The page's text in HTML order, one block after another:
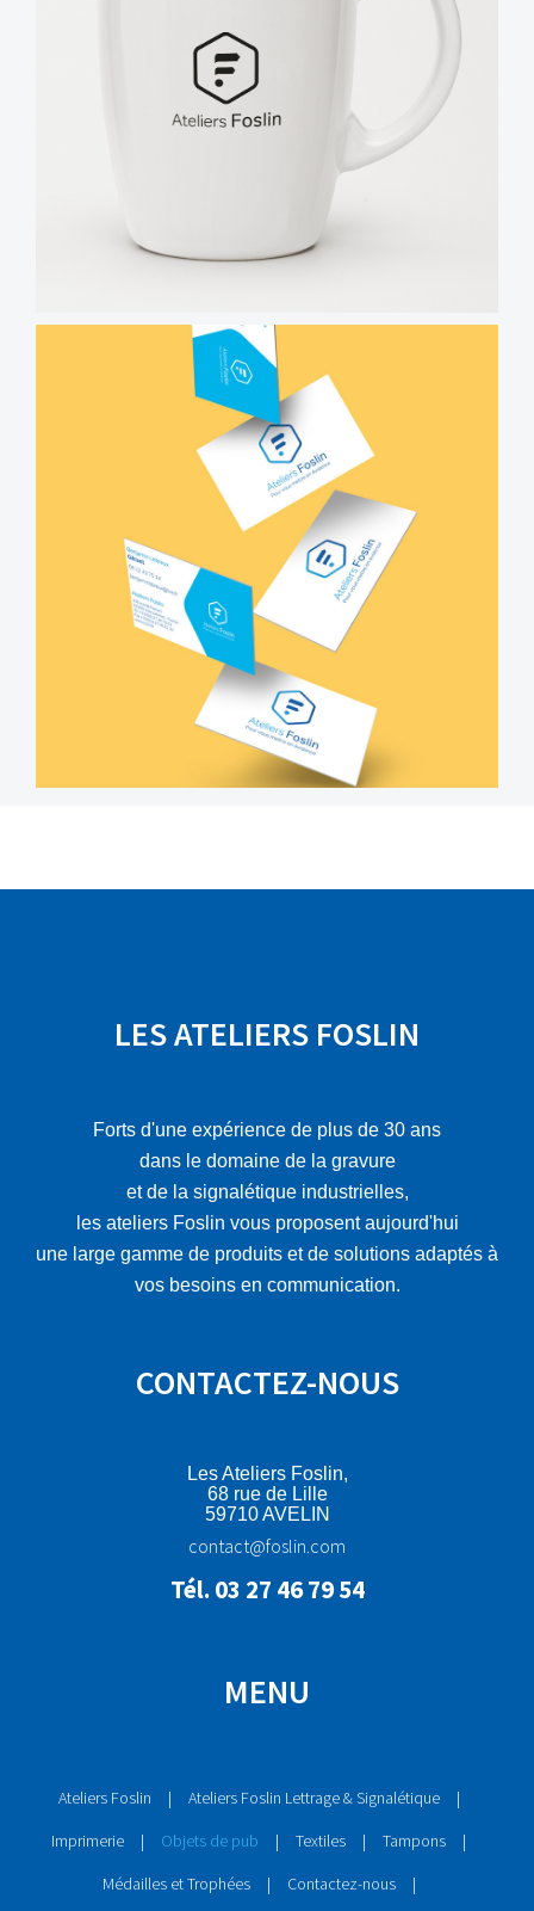
LES ATELIERS FOSLIN
Forts d'une expérience de plus de 30 ans
dans le domaine de la gravure
et de la signalétique industrielles,
les ateliers Foslin vous proposent aujourd'hui
une large gamme de produits et de solutions adaptés à
vos besoins en communication.
CONTACTEZ-NOUS
Les Ateliers Foslin,
68 rue de Lille
59710 AVELIN
contact@foslin.com
Tél. 03 27 46 79 54
MENU
Ateliers Foslin
Ateliers Foslin Lettrage & Signalétique
Imprimerie
Objets de pub Textiles
Tampons
Médailles et Trophées
Contactez-nous